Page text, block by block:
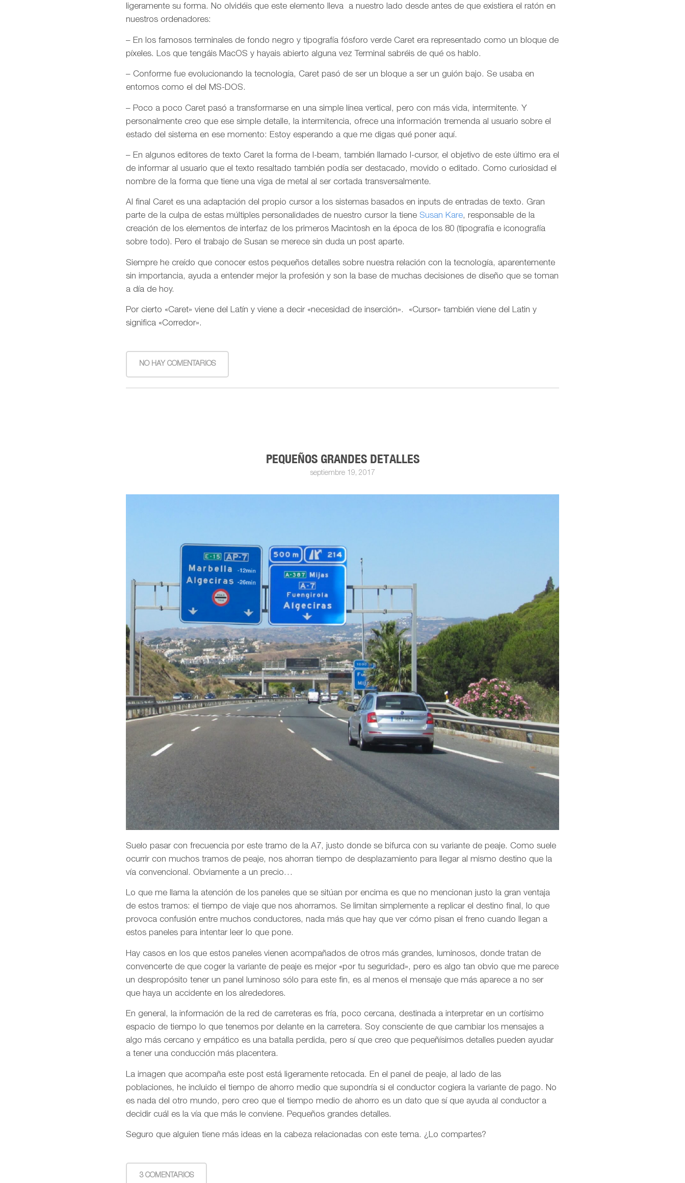
ligeramente su forma. No olvidéis que este elemento lleva a nuestro lado desde antes de que existiera el ratón en
nuestros ordenadores:
– En los famosos terminales de fondo negro y tipografía fósforo verde Caret era representado como un bloque de
píxeles. Los que tengáis MacOS y hayais abierto alguna vez Terminal sabréis de qué os hablo.
– Conforme fue evolucionando la tecnología, Caret pasó de ser un bloque a ser un guión bajo. Se usaba en
entornos como el del MS-DOS.
– Poco a poco Caret pasó a transformarse en una simple línea vertical, pero con más vida, intermitente. Y
personalmente creo que ese simple detalle, la intermitencia, ofrece una información tremenda al usuario sobre el
estado del sistema en ese momento: Estoy esperando a que me digas qué poner aquí.
– En algunos editores de texto Caret la forma de I-beam, también llamado I-cursor, el objetivo de este último era el
de informar al usuario que el texto resaltado también podía ser destacado, movido o editado. Como curiosidad el
nombre de la forma que tiene una viga de metal al ser cortada transversalmente.
Al final Caret es una adaptación del propio cursor a los sistemas basados en inputs de entradas de texto. Gran
parte de la culpa de estas múltiples personalidades de nuestro cursor la tiene Susan Kare, responsable de la
creación de los elementos de interfaz de los primeros Macintosh en la época de los 80 (tipografía e iconografía
sobre todo). Pero el trabajo de Susan se merece sin duda un post aparte.
Siempre he creído que conocer estos pequeños detalles sobre nuestra relación con la tecnología, aparentemente
sin importancia, ayuda a entender mejor la profesión y son la base de muchas decisiones de diseño que se toman
a día de hoy.
Por cierto «Caret» viene del Latín y viene a decir «necesidad de inserción». «Cursor» también viene del Latin y
significa «Corredor».
NO HAY COMENTARIOS
PEQUEÑOS GRANDES DETALLES
septiembre 19, 2017
Suelo pasar con frecuencia por este tramo de la A7, justo donde se bifurca con su variante de peaje. Como suele
ocurrir con muchos tramos de peaje, nos ahorran tiempo de desplazamiento para llegar al mismo destino que la
vía convencional. Obviamente a un precio…
Lo que me llama la atención de los paneles que se sitúan por encima es que no mencionan justo la gran ventaja
de estos tramos: el tiempo de viaje que nos ahorramos. Se limitan simplemente a replicar el destino final, lo que
provoca confusión entre muchos conductores, nada más que hay que ver cómo pisan el freno cuando llegan a
estos paneles para intentar leer lo que pone.
Hay casos en los que estos paneles vienen acompañados de otros más grandes, luminosos, donde tratan de
convencerte de que coger la variante de peaje es mejor «por tu seguridad», pero es algo tan obvio que me parece
un despropósito tener un panel luminoso sólo para este fin, es al menos el mensaje que más aparece a no ser
que haya un accidente en los alrededores.
En general, la información de la red de carreteras es fría, poco cercana, destinada a interpretar en un cortísimo
espacio de tiempo lo que tenemos por delante en la carretera. Soy consciente de que cambiar los mensajes a
algo más cercano y empático es una batalla perdida, pero sí que creo que pequeñísimos detalles pueden ayudar
a tener una conducción más placentera.
La imagen que acompaña este post está ligeramente retocada. En el panel de peaje, al lado de las
poblaciones, he incluido el tiempo de ahorro medio que supondría si el conductor cogiera la variante de pago. No
es nada del otro mundo, pero creo que el tiempo medio de ahorro es un dato que sí que ayuda al conductor a
decidir cuál es la vía que más le conviene. Pequeños grandes detalles.
Seguro que alguien tiene más ideas en la cabeza relacionadas con este tema. ¿Lo compartes?
3 COMENTARIOS